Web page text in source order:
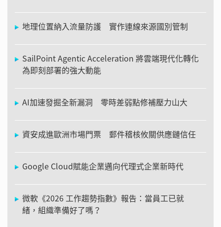
地理位置納入流量防護 實作連線來源國別管制
SailPoint Agentic Acceleration 將雲端現代化轉化
為即刻部署的強大動能
AI加速發掘全新漏洞 零時差弱點修補壓力山大
資安成進歐洲市場門票 郵件稽核攸關供應鏈信任
Google Cloud賦能企業邁向代理式企業新時代
微軟《2026 工作趨勢指數》報告：當員工已就
緒，組織準備好了嗎？